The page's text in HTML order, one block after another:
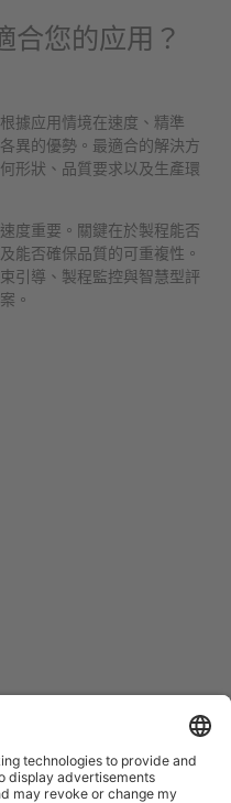
合您的应用？
據应用情境在速度、精準
異的優勢。最適合的解決方
形狀、品質要求以及生產環
度重要。關鍵在於製程能否
能否確保品質的可重複性。
引導、製程監控與智慧型評
。